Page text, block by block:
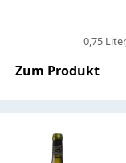
0,75 Liter
Zum Produkt